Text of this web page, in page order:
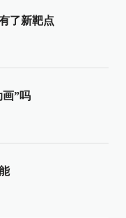
了新靶点
”吗